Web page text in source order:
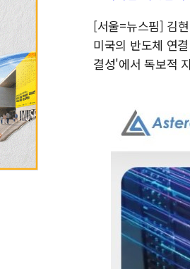
[서울=뉴스핌] 김
미국의 반도체 연
결성'에서 독보적